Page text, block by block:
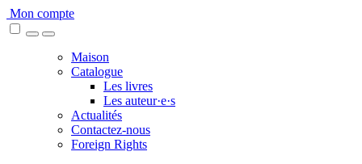
Skip
to
Mon compte
Maison
Catalogue
Les livres
Les auteur·e·s
Actualités
Contactez-nous
Foreign Rights